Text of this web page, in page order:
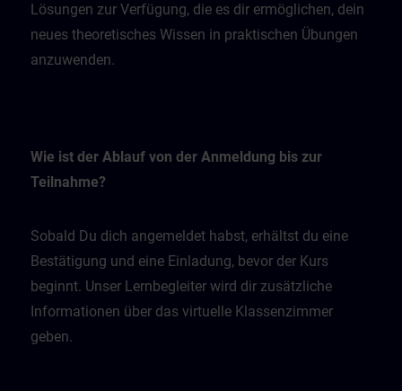
Lösungen zur Verfügung, die es dir ermöglichen, dein
neues theoretisches Wissen in praktischen Übungen
anzuwenden.
Wie ist der Ablauf von der Anmeldung bis zur
Teilnahme?
Sobald Du dich angemeldet habst, erhältst du eine
Bestätigung und eine Einladung, bevor der Kurs
beginnt. Unser Lernbegleiter wird dir zusätzliche
Informationen über das virtuelle Klassenzimmer
geben.